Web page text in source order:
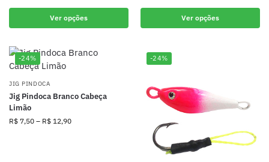
Ver opções Ver opções
-24%
JIG PINDOCA
Jig Pindoca Branco Cabeça
Limão
R$ 7,50 – R$ 12,90
-24%